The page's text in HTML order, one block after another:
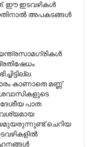
ഈ ഇടവഴികൾ
അപകടങ്ങൾ
കാണാതെ മണ്ണ്
ദേശീയ പാത
ചെറിയ